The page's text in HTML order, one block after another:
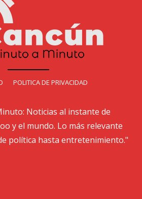
POLITICA DE PRIVACIDAD
Noticias al instante de
y el mundo. Lo más relevante
política hasta entretenimiento."